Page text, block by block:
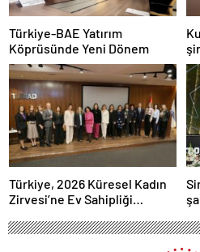
Türkiye-BAE Yatırım
Köprüsünde Yeni Dönem
Türkiye, 2026 Küresel Kadın
Zirvesi’ne Ev Sahipliği